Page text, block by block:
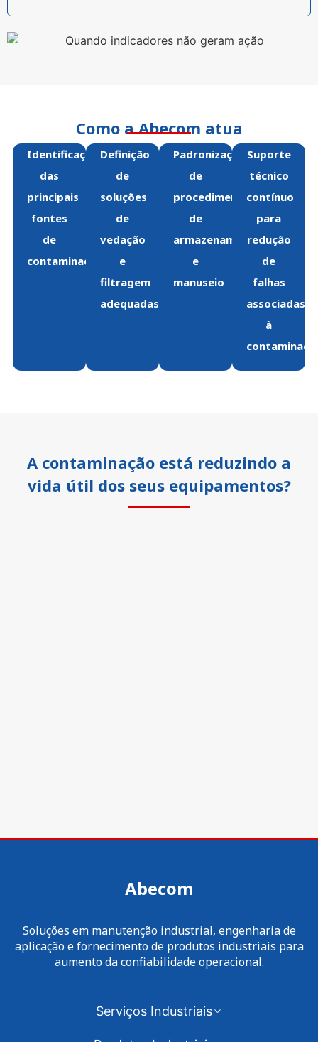
Como a Abecom atua
Identificação
das
principais
fontes
de
contaminação
Definição
de
soluções
de
vedação
e
filtragem
adequadas
Padronização
de
procedimentos
de
armazenamento
e
manuseio
Suporte
técnico
contínuo
para
redução
de
falhas
associadas
à
A contaminação está reduzindo a
vida útil dos seus equipamentos?
Abecom
Soluções em manutenção industrial, engenharia de
aplicação e fornecimento de produtos industriais para
aumento da confiabilidade operacional.
Serviços Industriais